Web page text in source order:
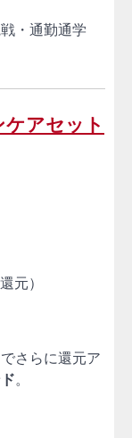
・通勤通学
アセット
元）
さらに還元ア
。